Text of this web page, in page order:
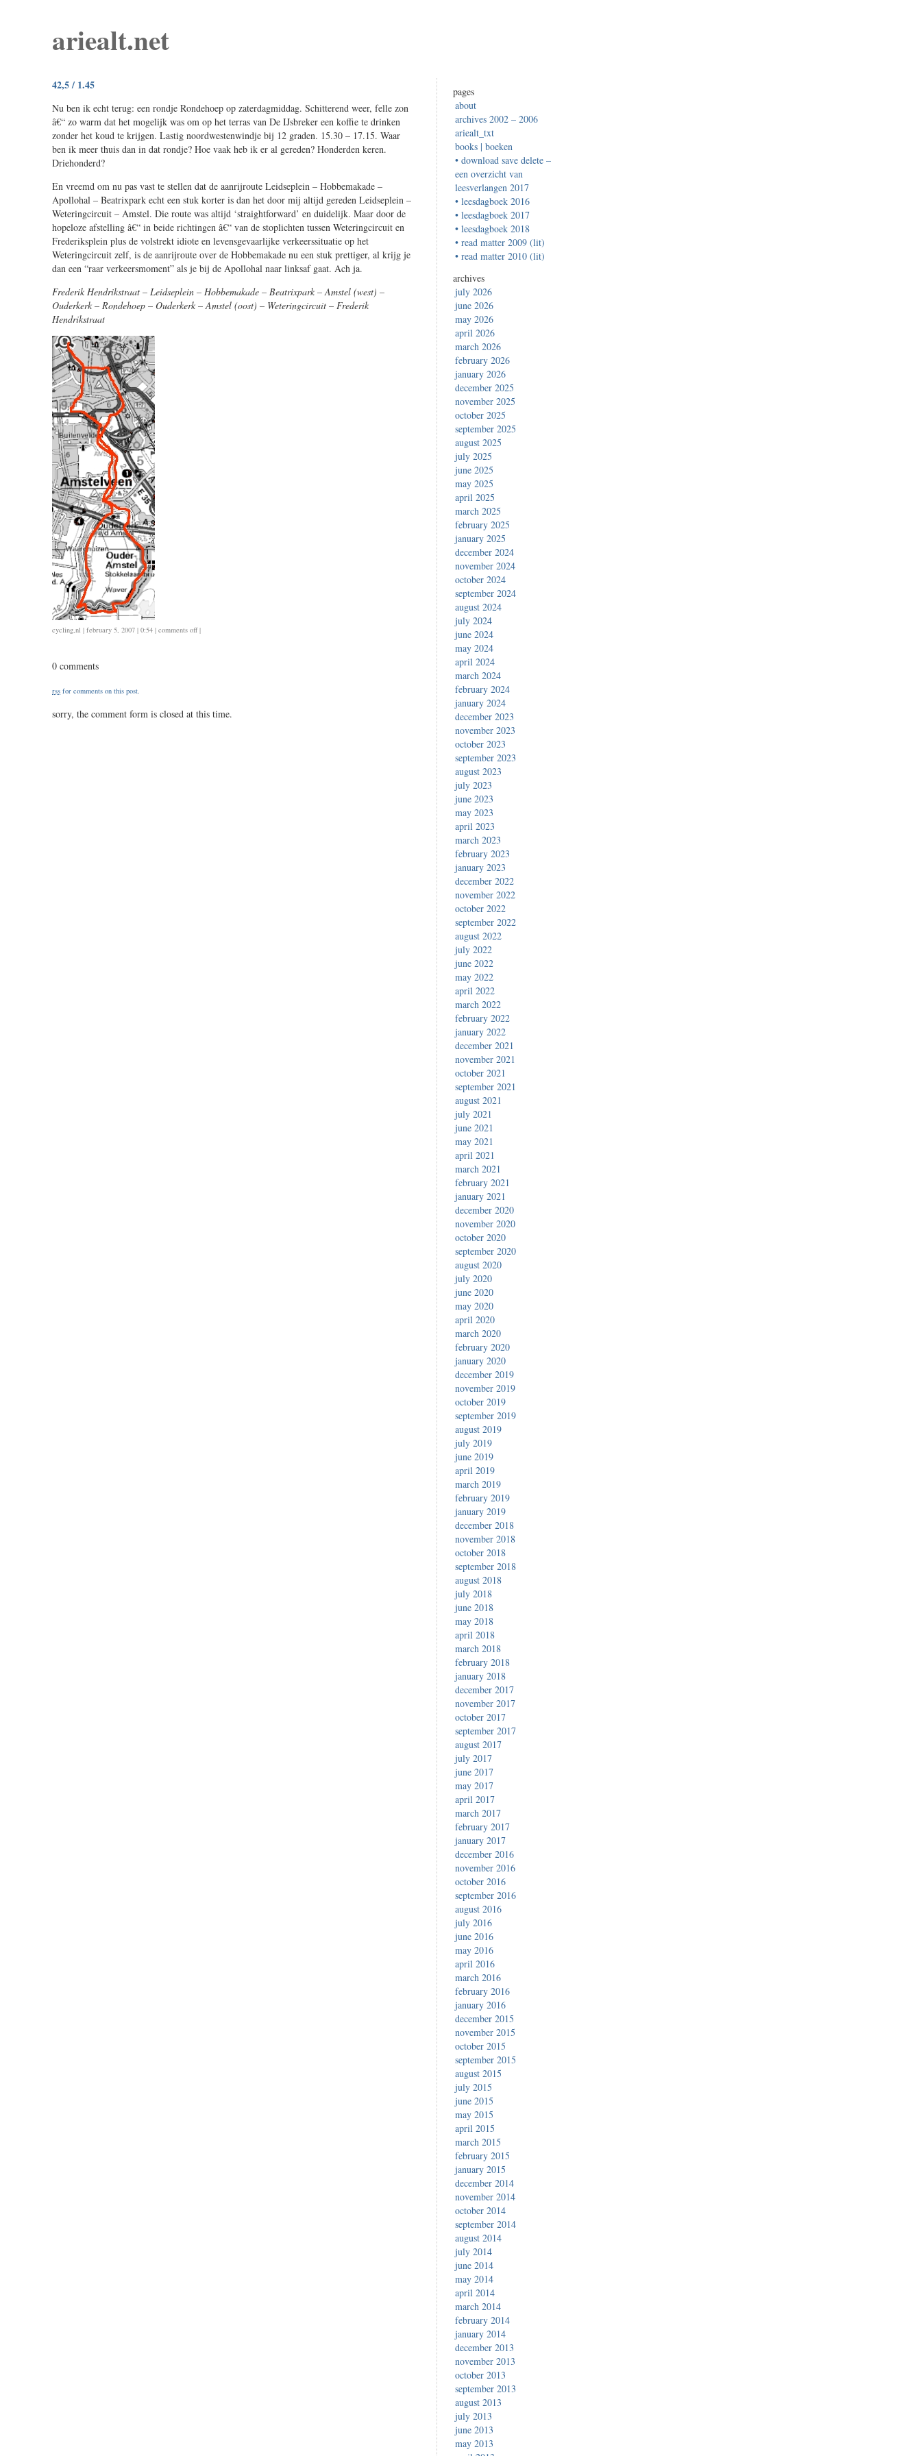
ariealt.net
42,5 / 1.45
Nu ben ik echt terug: een rondje Rondehoep op zaterdagmiddag. Schitterend weer, felle zon
â€“ zo warm dat het mogelijk was om op het terras van De IJsbreker een koffie te drinken
zonder het koud te krijgen. Lastig noordwestenwindje bij 12 graden. 15.30 – 17.15. Waar
ben ik meer thuis dan in dat rondje? Hoe vaak heb ik er al gereden? Honderden keren.
Driehonderd?
En vreemd om nu pas vast te stellen dat de aanrijroute Leidseplein – Hobbemakade –
Apollohal – Beatrixpark echt een stuk korter is dan het door mij altijd gereden Leidseplein –
Weteringcircuit – Amstel. Die route was altijd ‘straightforward’ en duidelijk. Maar door de
hopeloze afstelling â€“ in beide richtingen â€“ van de stoplichten tussen Weteringcircuit en
Frederiksplein plus de volstrekt idiote en levensgevaarlijke verkeerssituatie op het
Weteringcircuit zelf, is de aanrijroute over de Hobbemakade nu een stuk prettiger, al krijg je
dan een “raar verkeersmoment” als je bij de Apollohal naar linksaf gaat. Ach ja.
Frederik Hendrikstraat – Leidseplein – Hobbemakade – Beatrixpark – Amstel (west) –
Ouderkerk – Rondehoep – Ouderkerk – Amstel (oost) – Weteringcircuit – Frederik
Hendrikstraat
cycling,nl | february 5, 2007 | 0:54 | comments offon
|
0 comments
rss for comments on this post.
sorry, the comment form is closed at this time.
pages
about
archives 2002 – 2006
ariealt_txt
books | boeken
• download save delete –
een overzicht van
leesverlangen 2017
• leesdagboek 2016
• leesdagboek 2017
• leesdagboek 2018
• read matter 2009 (lit)
• read matter 2010 (lit)
archives
july 2026
june 2026
may 2026
april 2026
march 2026
february 2026
january 2026
december 2025
november 2025
october 2025
september 2025
august 2025
july 2025
june 2025
may 2025
april 2025
march 2025
february 2025
january 2025
december 2024
november 2024
october 2024
september 2024
august 2024
july 2024
june 2024
may 2024
april 2024
march 2024
february 2024
january 2024
december 2023
november 2023
october 2023
september 2023
august 2023
july 2023
june 2023
may 2023
april 2023
march 2023
february 2023
january 2023
december 2022
november 2022
october 2022
september 2022
august 2022
july 2022
june 2022
may 2022
april 2022
march 2022
february 2022
january 2022
december 2021
november 2021
october 2021
september 2021
august 2021
july 2021
june 2021
may 2021
april 2021
march 2021
february 2021
january 2021
december 2020
november 2020
october 2020
september 2020
august 2020
july 2020
june 2020
may 2020
april 2020
march 2020
february 2020
january 2020
december 2019
november 2019
october 2019
september 2019
august 2019
july 2019
june 2019
april 2019
march 2019
february 2019
january 2019
december 2018
november 2018
october 2018
september 2018
august 2018
july 2018
june 2018
may 2018
april 2018
march 2018
february 2018
january 2018
december 2017
november 2017
october 2017
september 2017
august 2017
july 2017
june 2017
may 2017
april 2017
march 2017
february 2017
january 2017
december 2016
november 2016
october 2016
september 2016
august 2016
july 2016
june 2016
may 2016
april 2016
march 2016
february 2016
january 2016
december 2015
november 2015
october 2015
september 2015
august 2015
july 2015
june 2015
may 2015
april 2015
march 2015
february 2015
january 2015
december 2014
november 2014
october 2014
september 2014
august 2014
july 2014
june 2014
may 2014
april 2014
march 2014
february 2014
january 2014
december 2013
november 2013
october 2013
september 2013
august 2013
july 2013
june 2013
may 2013